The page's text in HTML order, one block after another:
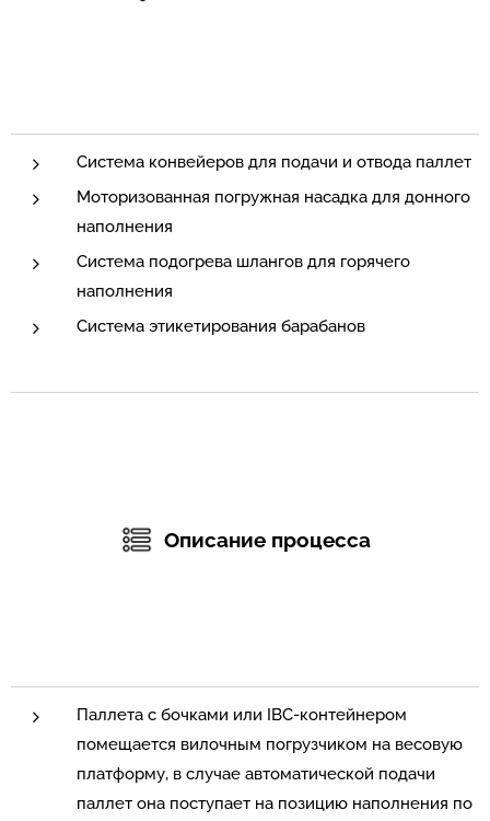
Система конвейеров для подачи и отвода паллет
Моторизованная погружная насадка для донного
наполнения
Система подогрева шлангов для горячего
наполнения
Система этикетирования барабанов
Описание процесса
Паллета с бочками или IBC-контейнером
помещается вилочным погрузчиком на весовую
платформу, в случае автоматической подачи
паллет она поступает на позицию наполнения по